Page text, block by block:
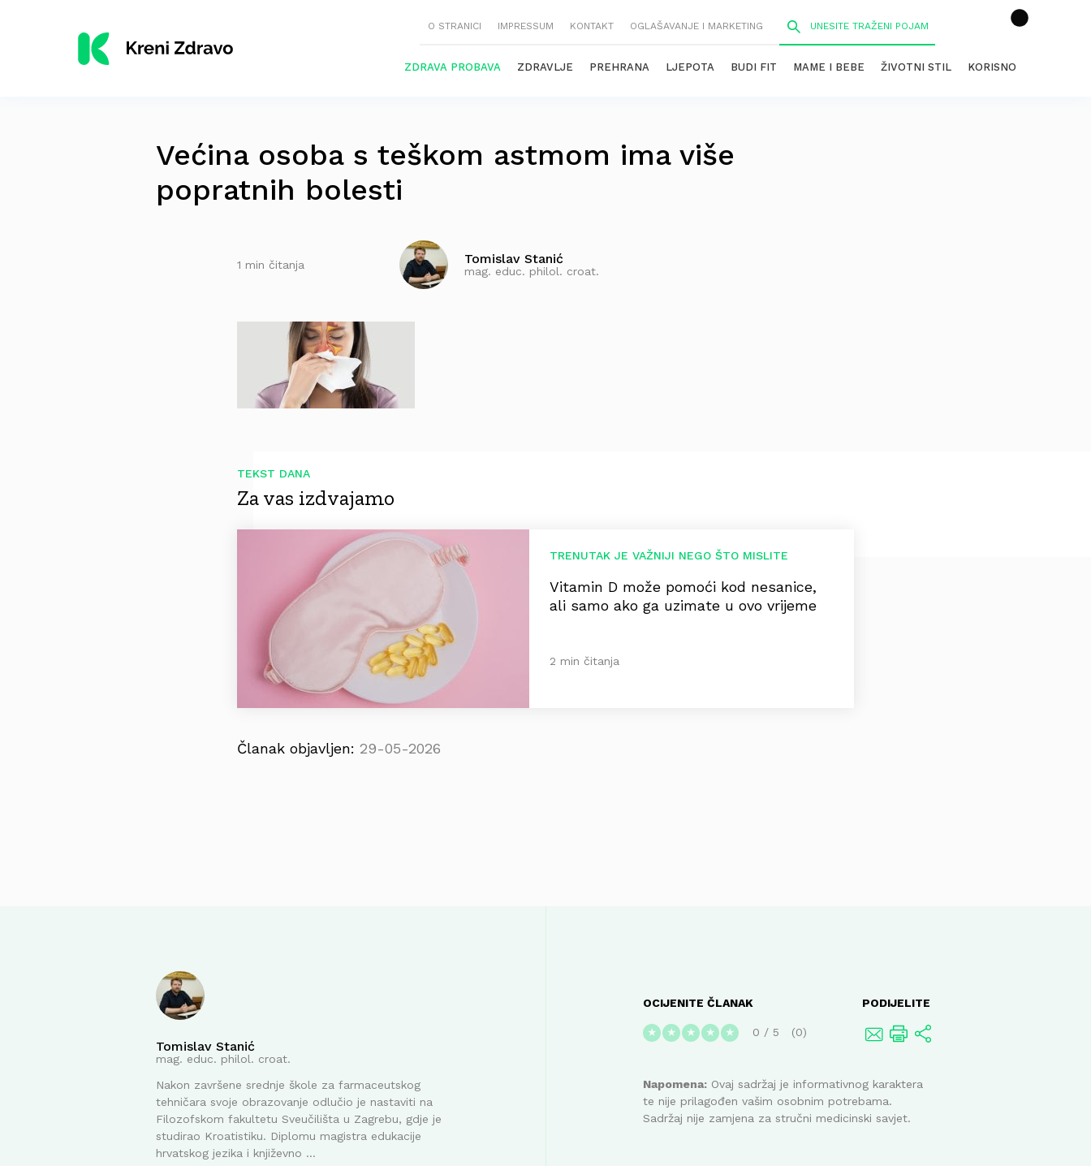
O STRANICI IMPRESSUM KONTAKT OGLAŠAVANJE I MARKETING
ZDRAVA PROBAVA ZDRAVLJE PREHRANA LJEPOTA BUDI FIT MAME I BEBE ŽIVOTNI STIL KORISNO
Većina osoba s teškom astmom ima više
popratnih bolesti
1 min čitanja Tomislav Stanić
mag. educ. philol. croat.
TEKST DANA
Za vas izdvajamo
TRENUTAK JE VAŽNIJI NEGO ŠTO MISLITE
Vitamin D može pomoći kod nesanice,
ali samo ako ga uzimate u ovo vrijeme
2 min čitanja
Članak objavljen: 29-05-2026
Tomislav Stanić
mag. educ. philol. croat.
Nakon završene srednje škole za farmaceutskog
tehničara svoje obrazovanje odlučio je nastaviti na
Filozofskom fakultetu Sveučilišta u Zagrebu, gdje je
studirao Kroatistiku. Diplomu magistra edukacije
hrvatskog jezika i književno ...
OCIJENITE ČLANAK
★ ★ ★ ★ ★ 0 / 5 0
PODIJELITE
Napomena: Ovaj sadržaj je informativnog karaktera
te nije prilagođen vašim osobnim potrebama.
Sadržaj nije zamjena za stručni medicinski savjet.